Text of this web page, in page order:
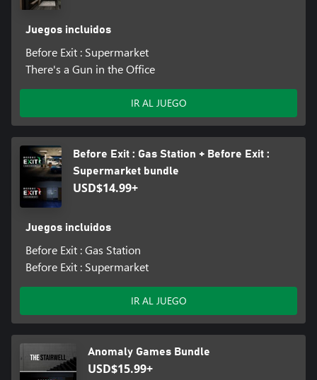
Juegos incluidos
Before Exit : Supermarket
There's a Gun in the Office
IR AL JUEGO
Before Exit : Gas Station + Before Exit :
Supermarket bundle
USD$14.99+
Juegos incluidos
Before Exit : Gas Station
Before Exit : Supermarket
IR AL JUEGO
Anomaly Games Bundle
USD$15.99+